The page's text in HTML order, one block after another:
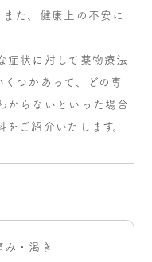
た、健康上の不安に
症状に対して薬物療法
つかあって、どの専
からないといった場合
ご紹介いたします。
み・渇き